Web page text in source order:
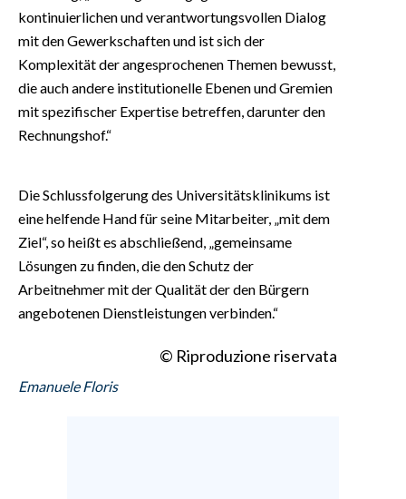
kontinuierlichen und verantwortungsvollen Dialog
mit den Gewerkschaften und ist sich der
Komplexität der angesprochenen Themen bewusst,
die auch andere institutionelle Ebenen und Gremien
mit spezifischer Expertise betreffen, darunter den
Rechnungshof.“
Die Schlussfolgerung des Universitätsklinikums ist
eine helfende Hand für seine Mitarbeiter, „mit dem
Ziel“, so heißt es abschließend, „gemeinsame
Lösungen zu finden, die den Schutz der
Arbeitnehmer mit der Qualität der den Bürgern
angebotenen Dienstleistungen verbinden.“
© Riproduzione riservata
Emanuele Floris